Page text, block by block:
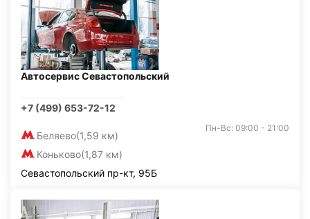
Автосервис Севастопольский
+7 (499) 653-72-12
Беляево(1,59 км)
Коньково(1,87 км)
Пн-Вс: 09:00 - 21:00
Севастопольский пр-кт, 95Б